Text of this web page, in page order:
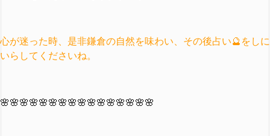
心が迷った時、是非鎌倉の自然を味わい、その後占い🔮をしに
いらしてくださいね。
🌸🌸🌸🌸🌸🌸🌸🌸🌸🌸🌸🌸🌸🌸🌸🌸